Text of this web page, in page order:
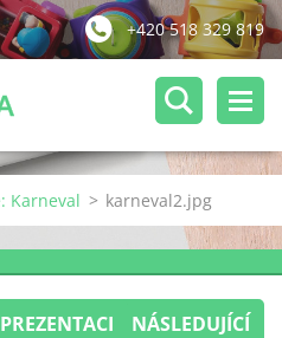
+420 518 329 819
Karneval > karneval2.jpg
NÁSLEDUJÍCÍ